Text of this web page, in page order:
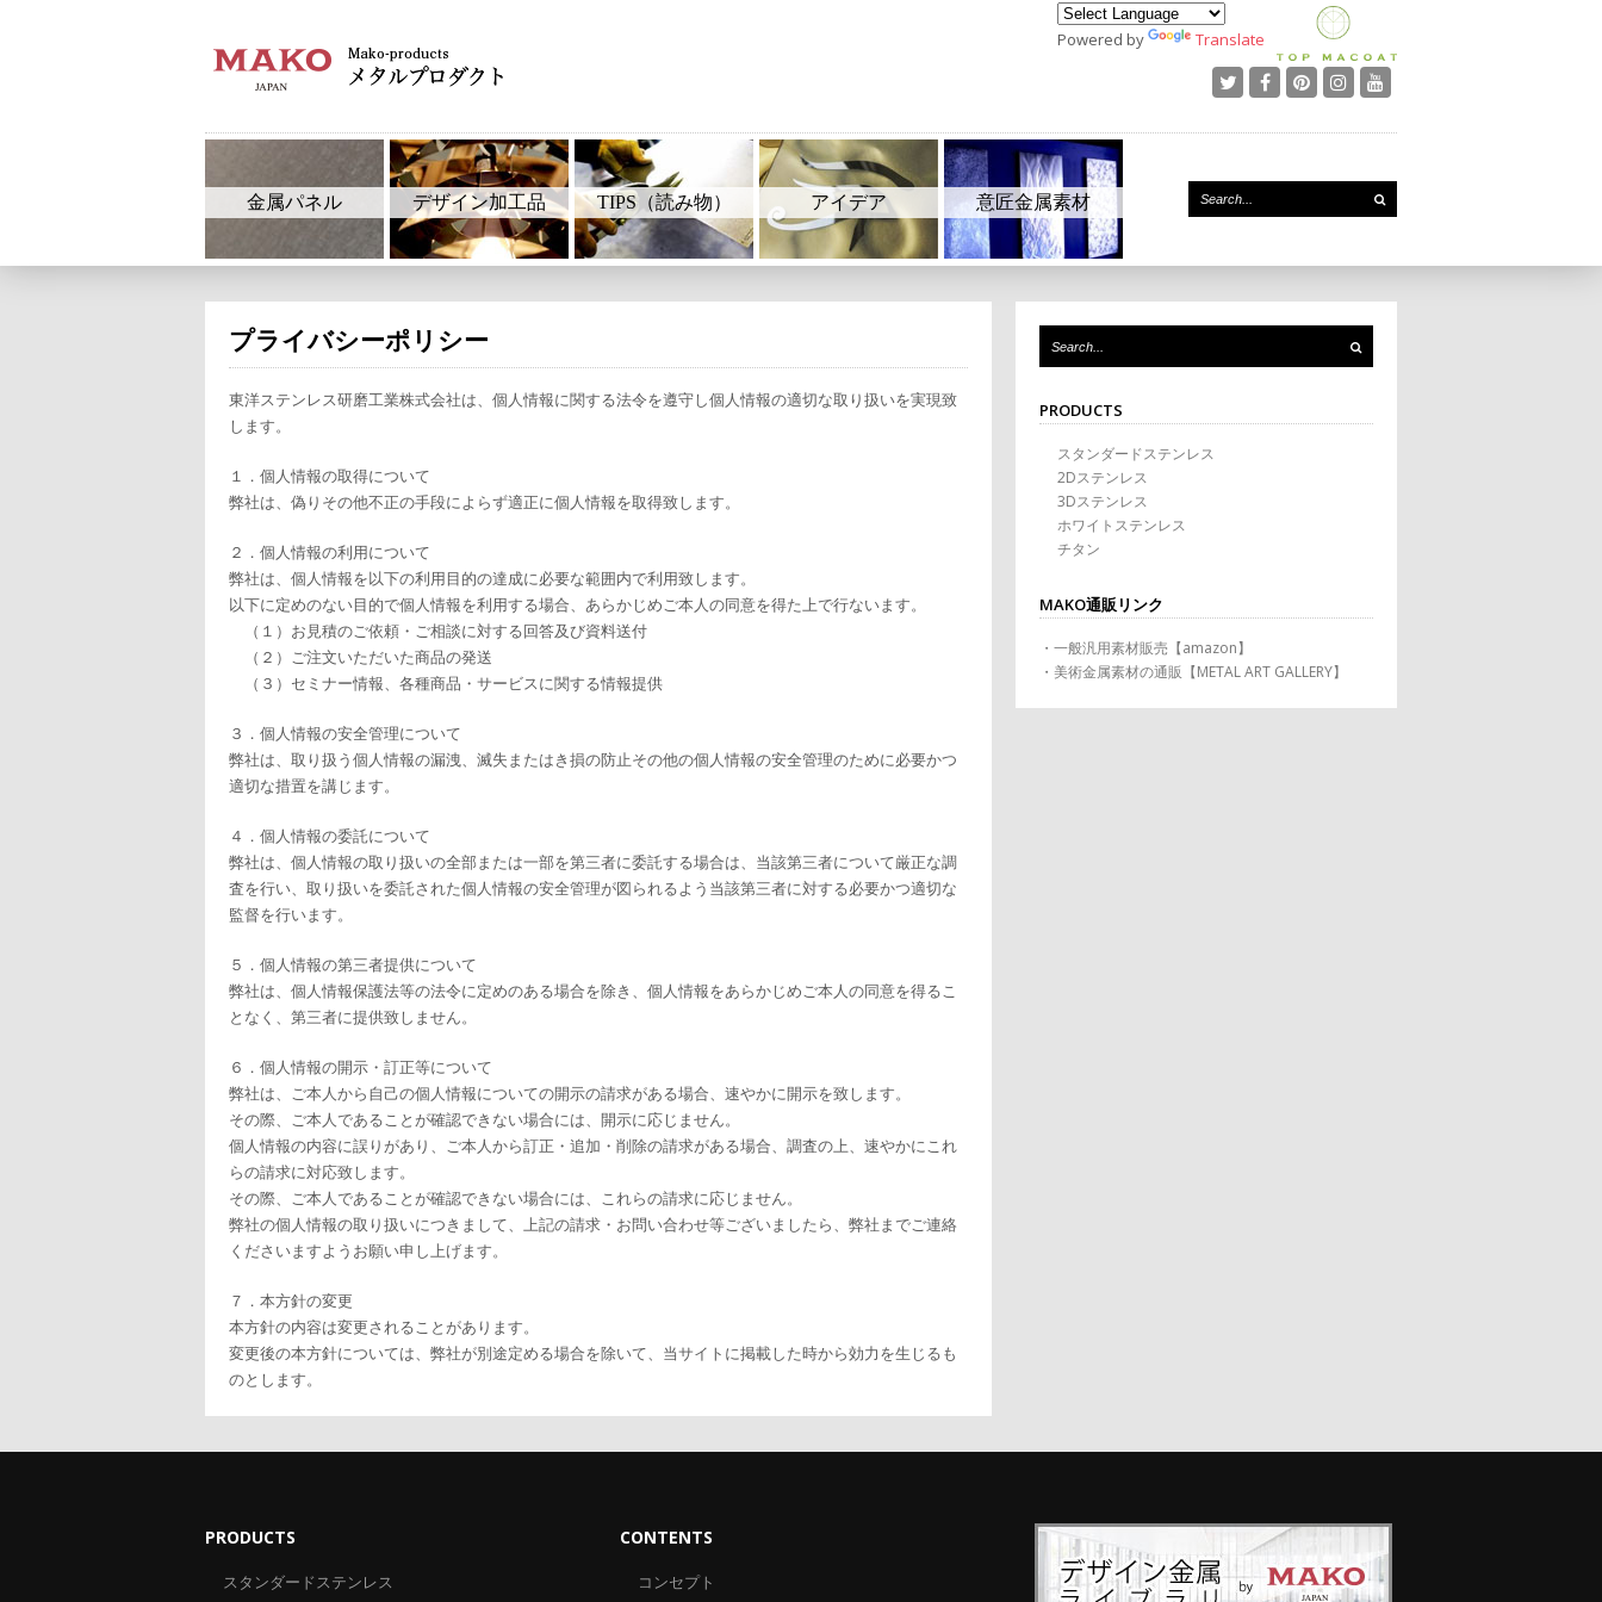
Powered by Translate
金属パネル デザイン加工品 TIPS（読み物） アイデア 意匠金属素材
プライバシーポリシー
東洋ステンレス研磨工業株式会社は、個人情報に関する法令を遵守し個人情報の適切な取り扱いを実現致
します。
１．個人情報の取得について
弊社は、偽りその他不正の手段によらず適正に個人情報を取得致します。
２．個人情報の利用について
弊社は、個人情報を以下の利用目的の達成に必要な範囲内で利用致します。
以下に定めのない目的で個人情報を利用する場合、あらかじめご本人の同意を得た上で行ないます。
（１）お見積のご依頼・ご相談に対する回答及び資料送付
（２）ご注文いただいた商品の発送
（３）セミナー情報、各種商品・サービスに関する情報提供
３．個人情報の安全管理について
弊社は、取り扱う個人情報の漏洩、滅失またはき損の防止その他の個人情報の安全管理のために必要かつ
適切な措置を講じます。
４．個人情報の委託について
弊社は、個人情報の取り扱いの全部または一部を第三者に委託する場合は、当該第三者について厳正な調
査を行い、取り扱いを委託された個人情報の安全管理が図られるよう当該第三者に対する必要かつ適切な
監督を行います。
５．個人情報の第三者提供について
弊社は、個人情報保護法等の法令に定めのある場合を除き、個人情報をあらかじめご本人の同意を得るこ
となく、第三者に提供致しません。
６．個人情報の開示・訂正等について
弊社は、ご本人から自己の個人情報についての開示の請求がある場合、速やかに開示を致します。
その際、ご本人であることが確認できない場合には、開示に応じません。
個人情報の内容に誤りがあり、ご本人から訂正・追加・削除の請求がある場合、調査の上、速やかにこれ
らの請求に対応致します。
その際、ご本人であることが確認できない場合には、これらの請求に応じません。
弊社の個人情報の取り扱いにつきまして、上記の請求・お問い合わせ等ございましたら、弊社までご連絡
くださいますようお願い申し上げます。
７．本方針の変更
本方針の内容は変更されることがあります。
変更後の本方針については、弊社が別途定める場合を除いて、当サイトに掲載した時から効力を生じるも
のとします。
PRODUCTS
スタンダードステンレス
2Dステンレス
3Dステンレス
ホワイトステンレス
チタン
MAKO通販リンク
・ 一般汎用素材販売【amazon】
・ 美術金属素材の通販【METAL ART GALLERY】
PRODUCTS
スタンダードステンレス
CONTENTS
コンセプト